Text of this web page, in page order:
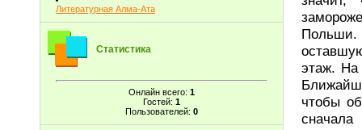
Литературная Алма-Ата
Статистика
Онлайн всего: 1
Гостей: 1
Пользователей: 0
этаж. На
чтобы